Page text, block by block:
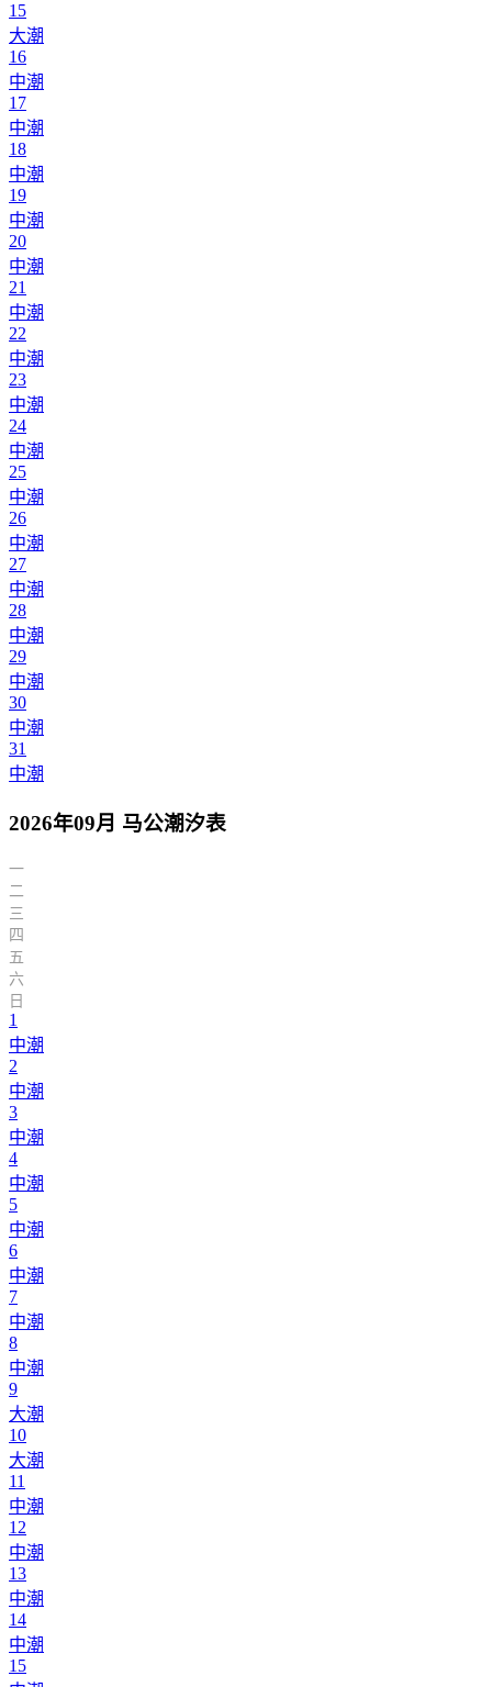
15
大潮
16
中潮
17
中潮
18
中潮
19
中潮
20
中潮
21
中潮
22
中潮
23
中潮
24
中潮
25
中潮
26
中潮
27
中潮
28
中潮
29
中潮
30
中潮
31
中潮
2026年09月 马公潮汐表
一
二
三
四
五
六
日
1
中潮
2
中潮
3
中潮
4
中潮
5
中潮
6
中潮
7
中潮
8
中潮
9
大潮
10
大潮
11
中潮
12
中潮
13
中潮
14
中潮
15